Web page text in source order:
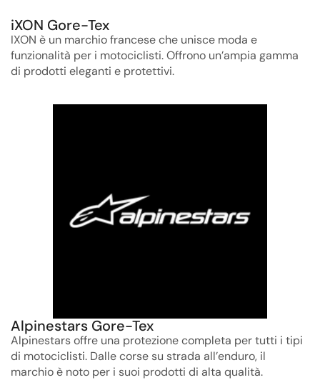
iXON Gore-Tex
IXON è un marchio francese che unisce moda e
funzionalità per i motociclisti. Offrono un’ampia gamma
di prodotti eleganti e protettivi.
Alpinestars Gore-Tex
Alpinestars offre una protezione completa per tutti i tipi
di motociclisti. Dalle corse su strada all’enduro, il
marchio è noto per i suoi prodotti di alta qualità.